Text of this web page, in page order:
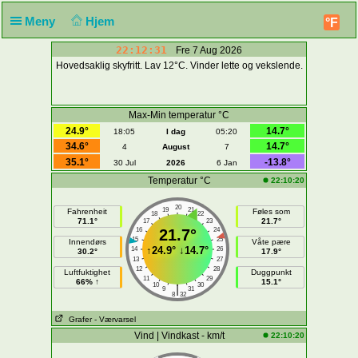
Meny Hjem °F
22:12:31
Fre 7 Aug 2026
Hovedsaklig skyfritt. Lav 12°C. Vinder lette og vekslende.
Max-Min temperatur °C
24.9°
18:05 I dag 05:20
14.7°
34.6°
4 August 7
14.7°
35.1°
30 Jul 2026 6 Jan
-13.8°
Temperatur °C
22:10:20
Fahrenheit
71.1°
Innendørs
30.2°
Luftfuktighet
66% ↑
20
19 21
18
22
17
23
16
24
15
25
14
26
13
27
12
28
11
29
10
30
9 31
|
8 32
21.7°
↑24.9° ↓14.7°
Føles som
21.7°
Våte pære
17.9°
Duggpunkt
15.1°
Grafer - Værvarsel
Vind | Vindkast - km/t 22:10:20